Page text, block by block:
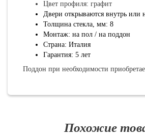
Цвет профиля: графит
Двери открываются внутрь или
Толщина стекла, мм: 8
Монтаж: на пол / на поддон
Страна: Италия
Гарантия: 5 лет
Поддон при необходимости
Похожие